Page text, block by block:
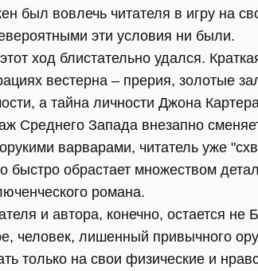
был вовлечь читателя в игру на
эти условия ни были.
ход блистательно удался.
вестерна – прерия, золотые
а тайна личности Джона
Среднего Запада внезапно
варварами, читатель уже
быстро обрастает множеством
романа.
и автора, конечно, остается
человек, лишенный привычного
только на свои физические и